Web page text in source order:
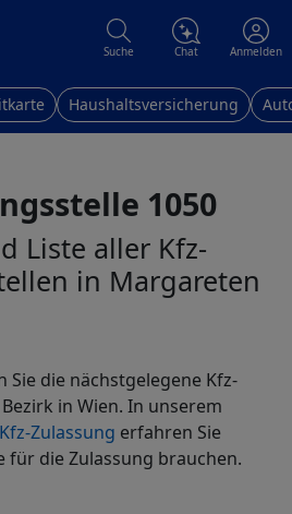
Suche Chat Anmelden
Haushaltsversicherung
1050
Liste aller Kfz-
in Margareten
Sie die nächstgelegene Kfz-
in Wien. In unserem
Zulassung erfahren Sie
für die Zulassung brauchen.